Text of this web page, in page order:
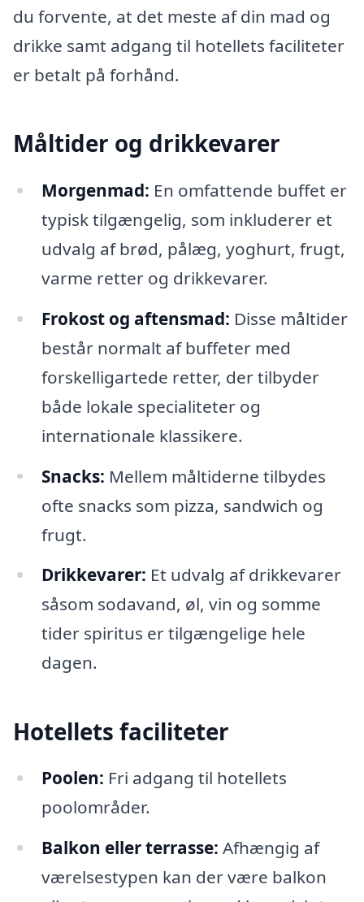
du forvente, at det meste af din mad og
drikke samt adgang til hotellets faciliteter
er betalt på forhånd.
Måltider og drikkevarer
Morgenmad: En omfattende buffet er
typisk tilgængelig, som inkluderer et
udvalg af brød, pålæg, yoghurt, frugt,
varme retter og drikkevarer.
Frokost og aftensmad: Disse måltider
består normalt af buffeter med
forskelligartede retter, der tilbyder
både lokale specialiteter og
internationale klassikere.
Snacks: Mellem måltiderne tilbydes
ofte snacks som pizza, sandwich og
frugt.
Drikkevarer: Et udvalg af drikkevarer
såsom sodavand, øl, vin og somme
tider spiritus er tilgængelige hele
dagen.
Hotellets faciliteter
Poolen: Fri adgang til hotellets
poolområder.
Balkon eller terrasse: Afhængig af
værelsestypen kan der være balkon